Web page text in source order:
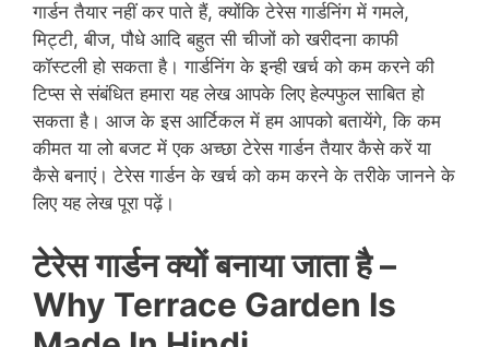
गार्डन तैयार नहीं कर पाते हैं, क्योंकि टेरेस गार्डनिंग में गमले,
मिट्टी, बीज, पौधे आदि बहुत सी चीजों को खरीदना काफी
कॉस्टली हो सकता है। गार्डनिंग के इन्ही खर्च को कम करने की
टिप्स से संबंधित हमारा यह लेख आपके लिए हेल्पफुल साबित हो
सकता है। आज के इस आर्टिकल में हम आपको बतायेंगे, कि कम
कीमत या लो बजट में एक अच्छा टेरेस गार्डन तैयार कैसे करें या
कैसे बनाएं। टेरेस गार्डन के खर्च को कम करने के तरीके जानने के
लिए यह लेख पूरा पढ़ें।
टेरेस गार्डन क्यों बनाया जाता है –
Why Terrace Garden Is